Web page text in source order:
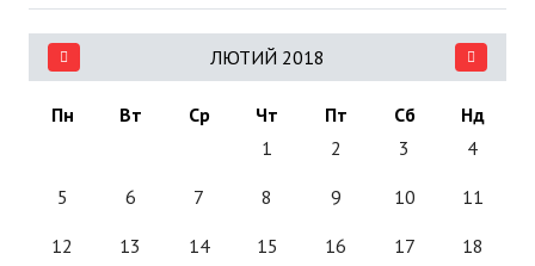
ЛЮТИЙ 2018
Пн Вт Ср Чт Пт Сб
Нд
1
2 3 4
5 6 7 8 9 10 11
12 13 14 15 16 17 18